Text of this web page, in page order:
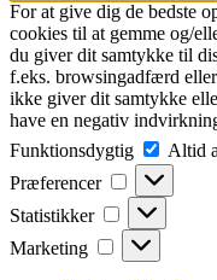
For at give dig de bedste
cookies til at gemme og/
du giver dit samtykke til
f.eks. browsingadfærd
ikke giver dit samtykke
have en negativ
Funktionsdygtig
Altid
Præferencer
Præferencer
Statistikker Statistikker
Marketing Marketing